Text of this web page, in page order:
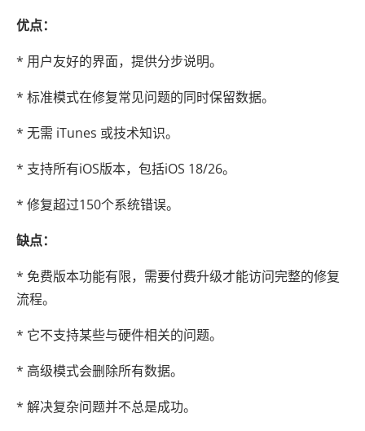
优点：
* 用户友好的界面，提供分步说明。
* 标准模式在修复常见问题的同时保留数据。
* 无需 iTunes 或技术知识。
* 支持所有iOS版本，包括iOS 18/26。
* 修复超过150个系统错误。
缺点：
* 免费版本功能有限，需要付费升级才能访问完整的修复
流程。
* 它不支持某些与硬件相关的问题。
* 高级模式会删除所有数据。
* 解决复杂问题并不总是成功。